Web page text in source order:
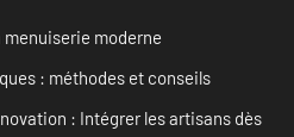
moderne
: méthodes et conseils
: Intégrer les artisans dès